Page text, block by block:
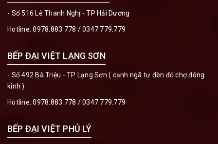
- Số 516 Lê Thanh Nghị - TP Hải Dương
Hotline:0978.883.778 /0347.779.779
BẾP ĐẠI VIỆT LẠNG SƠN
- Số 492 Bà Triệu - TP Lạng Sơn ( cạnh ngã tư đèn đỏ chợ đông
kinh )
Hotline:0978.883.778 /0347.779.779
BẾP ĐẠI VIỆT PHỦ LÝ